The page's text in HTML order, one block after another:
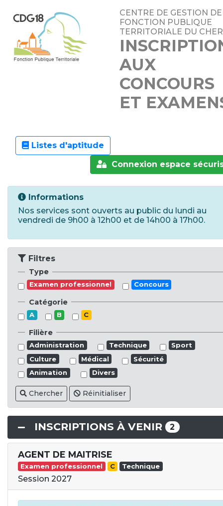
CENTRE DE GESTION
FONCTION PUBLIQUE
TERRITORIALE DU CHER
AUX
CONCOURS
ET
Listes d'aptitude
Connexion espace
Informations
Nos services sont ouverts au public du lundi au
vendredi de 9h00 à 12h00 et de 14h00 à 17h00.
Filtres
Type
Examen professionnel Concours
Catégorie
A B C
Filière
Administration Technique
Sport
Culture
Médical
Sécurité
Animation
Divers
Chercher Réinitialiser
INSCRIPTIONS À VENIR 2
AGENT DE MAITRISE
Examen professionnel C Technique
Session 2027